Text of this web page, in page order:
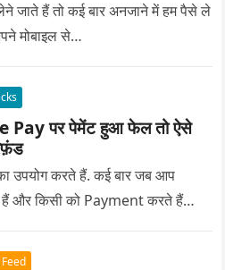
जाते हैं तो कई बार अनजाने में हम पैसे ले
मोबाइल से…
Pay पर पेमेंट हुआ फेल तो ऐसे
उपयोग करते हैं. कई बार जब आप
और किसी को Payment करते हैं…